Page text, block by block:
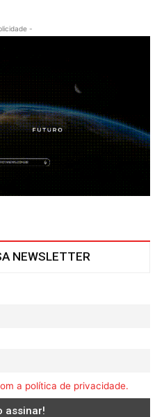
-
NEWSLETTER
a política de privacidade.